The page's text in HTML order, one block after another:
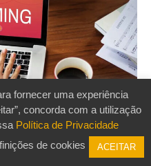
fornecer uma experiência
concorda com a utilização
Política de Privacidade
de cookies
ACEITAR